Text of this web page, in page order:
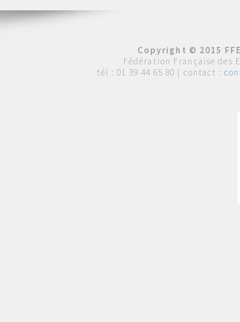
Copyright © 2015
Fédération Française des
tél : 01 39 44 65 80 | contact :